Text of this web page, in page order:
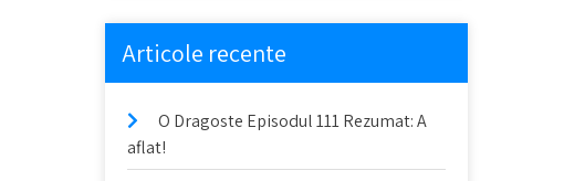
Articole recente
O Dragoste Episodul 111 Rezumat: A
aflat!